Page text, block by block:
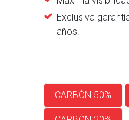
Exclusiva
años.
CARBÓN 50%